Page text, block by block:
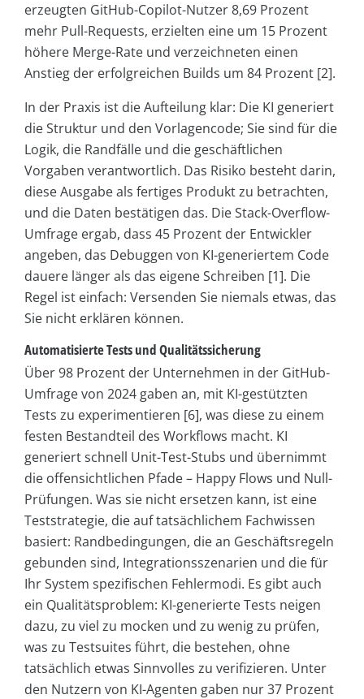
erzeugten GitHub-Copilot-Nutzer 8,69 Prozent
mehr Pull-Requests, erzielten eine um 15 Prozent
höhere Merge-Rate und verzeichneten einen
Anstieg der erfolgreichen Builds um 84 Prozent [2].
In der Praxis ist die Aufteilung klar: Die KI generiert
die Struktur und den Vorlagencode; Sie sind für die
Logik, die Randfälle und die geschäftlichen
Vorgaben verantwortlich. Das Risiko besteht darin,
diese Ausgabe als fertiges Produkt zu betrachten,
und die Daten bestätigen das. Die Stack-Overflow-
Umfrage ergab, dass 45 Prozent der Entwickler
angeben, das Debuggen von KI-generiertem Code
dauere länger als das eigene Schreiben [1]. Die
Regel ist einfach: Versenden Sie niemals etwas, das
Sie nicht erklären können.
Automatisierte Tests und Qualitätssicherung
Über 98 Prozent der Unternehmen in der GitHub-
Umfrage von 2024 gaben an, mit KI-gestützten
Tests zu experimentieren [6], was diese zu einem
festen Bestandteil des Workflows macht. KI
generiert schnell Unit-Test-Stubs und übernimmt
die offensichtlichen Pfade – Happy Flows und Null-
Prüfungen. Was sie nicht ersetzen kann, ist eine
Teststrategie, die auf tatsächlichem Fachwissen
basiert: Randbedingungen, die an Geschäftsregeln
gebunden sind, Integrationsszenarien und die für
Ihr System spezifischen Fehlermodi. Es gibt auch
ein Qualitätsproblem: KI-generierte Tests neigen
dazu, zu viel zu mocken und zu wenig zu prüfen,
was zu Testsuites führt, die bestehen, ohne
tatsächlich etwas Sinnvolles zu verifizieren. Unter
den Nutzern von KI-Agenten gaben nur 37 Prozent